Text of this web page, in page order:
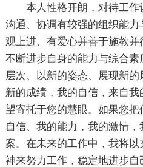
本人性格开朗，对待工
沟通、协调有较强的组织能
观上进、有爱心并善于施教
不断进步自身的能力与综合
层次、以新的姿态、展现新
新的成绩，我的自信，来自
望寄托于您的慧眼。如果您
自信、我的能力，我的激情
案。在未来的工作中，我将
神来努力工作，稳定地进步